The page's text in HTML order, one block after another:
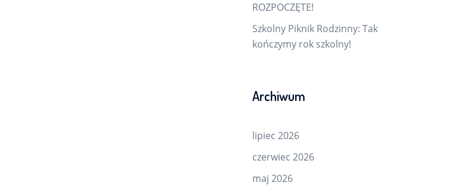
ROZPOCZĘTE!
Szkolny Piknik Rodzinny: Tak
kończymy rok szkolny!
Archiwum
lipiec 2026
czerwiec 2026
maj 2026